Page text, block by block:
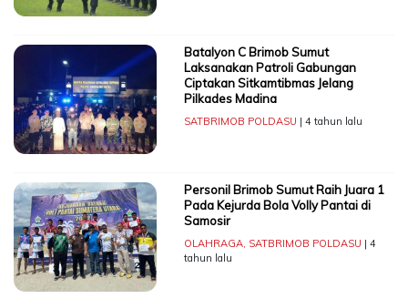
Batalyon C Brimob Sumut
Laksanakan Patroli Gabungan
Ciptakan Sitkamtibmas Jelang
Pilkades Madina
SATBRIMOB POLDASU | 4 tahun lalu
Personil Brimob Sumut Raih Juara 1
Pada Kejurda Bola Volly Pantai di
Samosir
OLAHRAGA, SATBRIMOB POLDASU | 4
tahun lalu